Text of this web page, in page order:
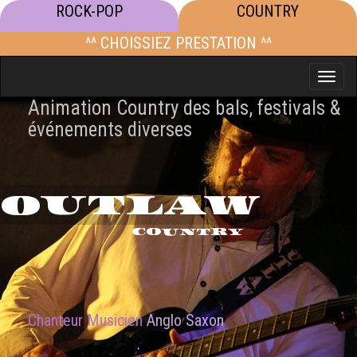
ROCK-POP
COUNTRY
^^ CHOISSIEZ PRESTATION ^^
Toggle
Animation Country des bals, festivals &
événements diverses
OUTLAW
COUNTRY
Chanteur MusicienAnglo Saxon